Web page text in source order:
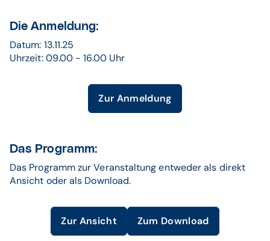
Die Anmeldung:
Datum: 13.11.25
Uhrzeit: 09.00 - 16.00 Uhr
Zur Anmeldung
Das Programm:
Das Programm zur Veranstaltung entweder als direkt
Ansicht oder als Download.
Zur Ansicht Zum Download